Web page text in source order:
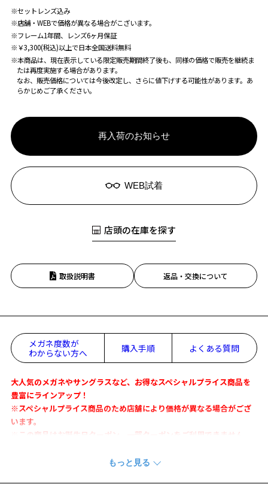
※セットレンズ込み
※店舗・WEBで価格が異なる場合がこざいます。
※フレーム1年間、レンズ6ヶ月保証
※￥3,300(税込)以上で日本全国送料無料
※本商品は、現在表示している限定販売期間終了後も、同様の価格で販売を継続ま
たは再度実施する場合があります。
なお、販売価格については今後改定し、さらに値下げする可能性があります。あ
らかじめご了承ください。
再入荷のお知らせ
WEB試着
店頭の在庫を探す
取扱説明書 返品・交換について
メガネ度数が
わからない方へ
購入手順 よくある質問
大人気のメガネやサングラスなど、お得なスペシャルプライス商品を
豊富にラインアップ！
※スペシャルプライス商品のため店舗により価格が異なる場合がござ
います。
※この商品はお誕生日クーポン、一部クーポンをご利用できません。
夜はメガネ、昼はサングラス。